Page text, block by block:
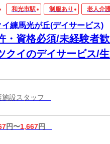
和光市駅 制服あり 老人介
イ練馬光が丘(デイサービス)
・資格必須/未経験者
クイのデイサービス/
施設スタッフ
円〜1,667円